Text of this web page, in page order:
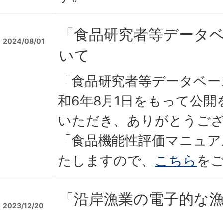
2024/08/01
「食品研究者等データ
いて
「食品研究者等データベ
和6年8月1日をもって公
いただき、ありがとうご
「食品機能性評価マニュ
たしますので、 こちら を
2023/12/20
「沿岸漁業の電子的な